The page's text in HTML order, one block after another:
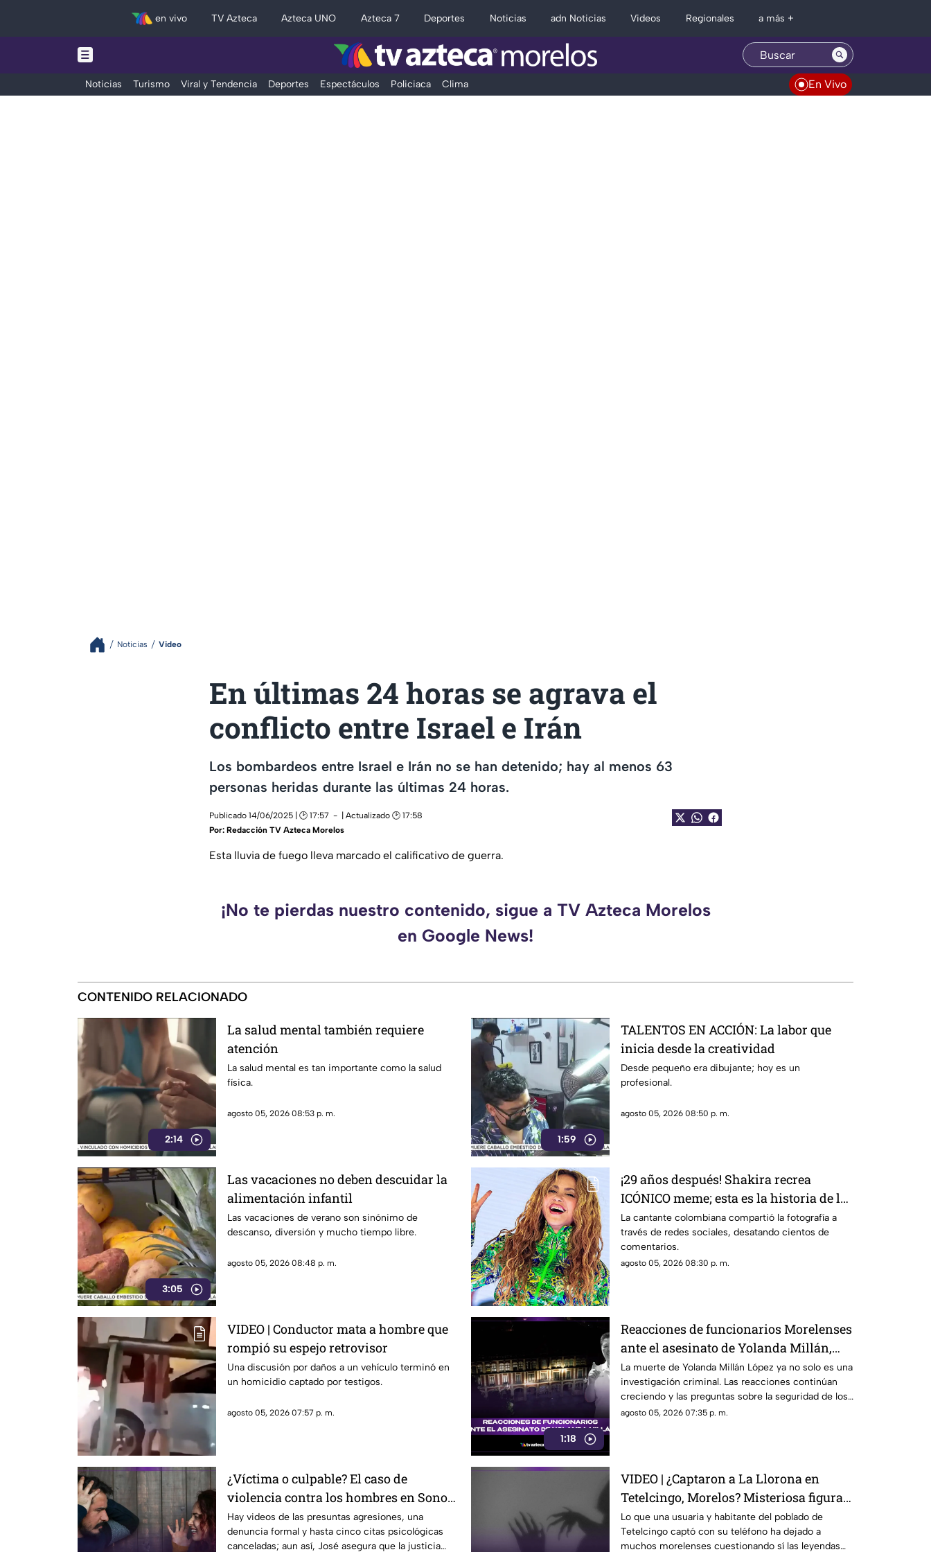
en vivo TV Azteca Azteca UNO Azteca 7 Deportes Noticias adn Noticias Videos Regionales a más +
Noticias Turismo Viral y Tendencia Deportes Espectáculos Policiaca Clima En Vivo
Noticias Video
En últimas 24 horas se agrava el
conflicto entre Israel e Irán
Los bombardeos entre Israel e Irán no se han detenido; hay al menos 63
personas heridas durante las últimas 24 horas.
Publicado 14/06/2025 | 🕑 17:57
| Actualizado 🕑 17:58
Por: Redacción TV Azteca Morelos
Esta lluvia de fuego lleva marcado el calificativo de guerra.
¡No te pierdas nuestro contenido, sigue a TV Azteca Morelos
en Google News!
CONTENIDO RELACIONADO
2:14
La salud mental también requiere
atención
La salud mental es tan importante como la salud
física.
agosto 05, 2026 08:53 p. m.
1:59
TALENTOS EN ACCIÓN: La labor que
inicia desde la creatividad
Desde pequeño era dibujante; hoy es un
profesional.
agosto 05, 2026 08:50 p. m.
3:05
Las vacaciones no deben descuidar la
alimentación infantil
Las vacaciones de verano son sinónimo de
descanso, diversión y mucho tiempo libre.
agosto 05, 2026 08:48 p. m.
¡29 años después! Shakira recrea
ICÓNICO meme; esta es la historia de la
fotografía
La cantante colombiana compartió la fotografía a
través de redes sociales, desatando cientos de
comentarios.
agosto 05, 2026 08:30 p. m.
VIDEO | Conductor mata a hombre que
rompió su espejo retrovisor
Una discusión por daños a un vehículo terminó en
un homicidio captado por testigos.
agosto 05, 2026 07:57 p. m.
1:18
Reacciones de funcionarios Morelenses
ante el asesinato de Yolanda Millán,
ayudante municipal de Tepetzingo
La muerte de Yolanda Millán López ya no solo es una
investigación criminal. Las reacciones continúan
creciendo y las preguntas sobre la seguridad de los
funcionarios municipales en Morelos son cada vez
agosto 05, 2026 07:35 p. m.
¿Víctima o culpable? El caso de
violencia contra los hombres en Sonora
que está generando conversación en
redes sociales
Hay videos de las presuntas agresiones, una
denuncia formal y hasta cinco citas psicológicas
canceladas; aun así, José asegura que la justicia
VIDEO | ¿Captaron a La Llorona en
Tetelcingo, Morelos? Misteriosa figura y
lamentos en Tetelcingo, Morelos,
estremecen las redes
Lo que una usuaria y habitante del poblado de
Tetelcingo captó con su teléfono ha dejado a
muchos morelenses cuestionando sí las leyendas